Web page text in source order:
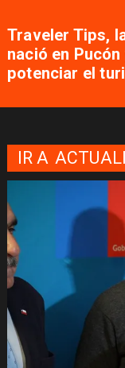
Traveler Tips,
nació en
potenciar el
IR A